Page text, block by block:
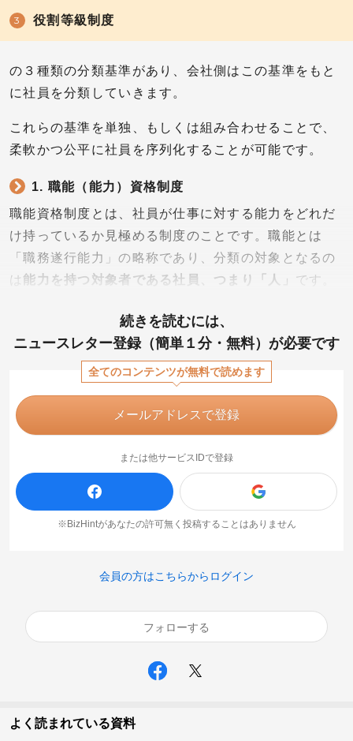
役割等級制度
の３種類の分類基準があり、会社側はこの基準をもと
に社員を分類していきます。
これらの基準を単独、もしくは組み合わせることで、
柔軟かつ公平に社員を序列化することが可能です。
1. 職能（能力）資格制度
職能資格制度とは、社員が仕事に対する能力をどれだ
け持っているか見極める制度のことです。職能とは
「職務遂行能力」の略称であり、分類の対象となるの
は 能力を持つ対象者である社員、つまり「人」 です。
続きを読むには、
ニュースレター登録（簡単１分・無料）が必要です
全てのコンテンツが無料で読めます
メールアドレスで登録
または他サービスIDで登録
※BizHintがあなたの許可無く投稿することはありません
会員の方はこちらからログイン
フォローする
よく読まれている資料